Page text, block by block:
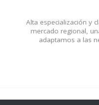
Alta especialización y
mercado regional,
adaptamos a las